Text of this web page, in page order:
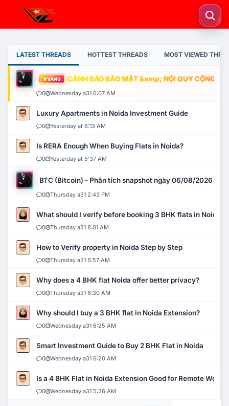
LATEST THREADS HOTTEST THREADS MOST VIEWED
VÀNG CẢNH BÁO BẢO MẬT &amp; NỘI QUY CỘNG
0 Wednesday a31 6:07 AM
Luxury Apartments in Noida Investment Guide
0 Yesterday at 6:13 AM
Is RERA Enough When Buying Flats in Noida?
0 Yesterday at 5:37 AM
BTC (Bitcoin) - Phân tích snapshot ngày 06/08/2026
0 Thursday a31 2:43 PM
What should I verify before booking 3 BHK flats in Noida?
0 Thursday a31 8:01 AM
How to Verify property in Noida Step by Step
0 Thursday a31 6:57 AM
Why does a 4 BHK flat Noida offer better privacy?
0 Thursday a31 6:30 AM
Why should I buy a 3 BHK flat in Noida Extension?
0 Wednesday a31 6:25 AM
Smart Investment Guide to Buy 2 BHK Flat in Noida
0 Wednesday a31 6:20 AM
Is a 4 BHK Flat in Noida Extension Good for Remote Work?
0 Wednesday a31 5:26 AM